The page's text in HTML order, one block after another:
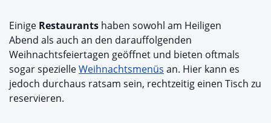
Einige Restaurants haben sowohl am Heiligen
Abend als auch an den darauffolgenden
Weihnachtsfeiertagen geöffnet und bieten oftmals
sogar spezielleWeihnachtsmenüs an. Hier kann es
jedoch durchaus ratsam sein, rechtzeitig einen Tisch zu
reservieren.